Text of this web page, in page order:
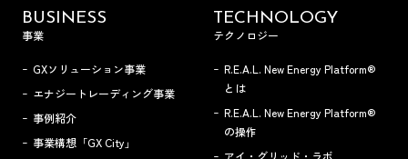
BUSINESS
事業
GXソリューション事業
エナジートレーディング事業
事例紹介
事業構想「GX City」
TECHNOLOGY
テクノロジー
R.E.A.L. New Energy Platform®
とは
R.E.A.L. New Energy Platform®
の操作
アイ・グリッド・ラボ